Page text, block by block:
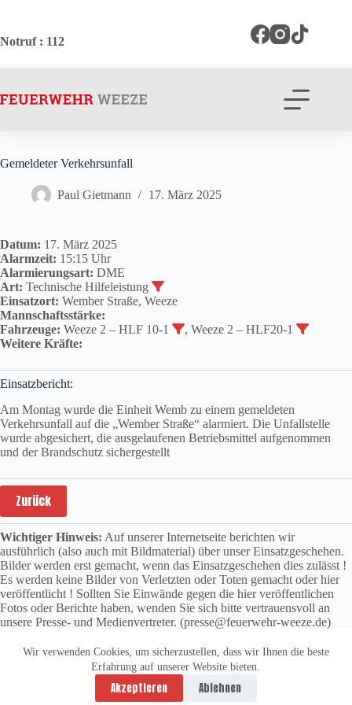
springen
Wir verwenden Cookies, um sicherzustellen, dass wir Ihnen die beste
Erfahrung auf unserer Website bieten.
Akzeptieren Ablehnen
Notruf: 112
Gemeldeter Verkehrsunfall
Paul Gietmann 17. März 2025
Datum: 17. März 2025
Alarmzeit: 15:15 Uhr
Alarmierungsart: DME
Art: Technische Hilfeleistung
Einsatzort: Wember Straße, Weeze
Mannschaftsstärke:
Fahrzeuge: Weeze 2 – HLF 10-1
, Weeze 2 – HLF20-1
Weitere Kräfte:
Einsatzbericht:
Am Montag wurde die Einheit Wemb zu einem gemeldeten
Verkehrsunfall auf die „Wember Straße“ alarmiert. Die Unfallstelle
wurde abgesichert, die ausgelaufenen Betriebsmittel aufgenommen
und der Brandschutz sichergestellt
Zurück
Wichtiger Hinweis: Auf unserer Internetseite berichten wir
ausführlich (also auch mit Bildmaterial) über unser Einsatzgeschehen.
Bilder werden erst gemacht, wenn das Einsatzgeschehen dies zulässt !
Es werden keine Bilder von Verletzten oder Toten gemacht oder hier
veröffentlicht ! Sollten Sie Einwände gegen die hier veröffentlichen
Fotos oder Berichte haben, wenden Sie sich bitte vertrauensvoll an
unsere Presse- und Medienvertreter. (presse@feuerwehr-weeze.de)
Datenschutzerklärung
Impressum
Copyright © 2026 -
vitolution